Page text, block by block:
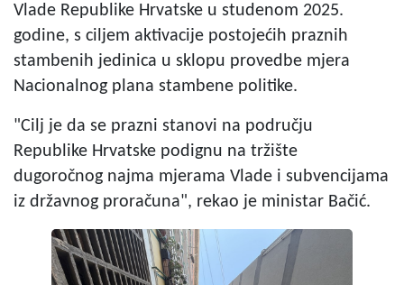
Vlade Republike Hrvatske u studenom 2025.
godine, s ciljem aktivacije postojećih praznih
stambenih jedinica u sklopu provedbe mjera
Nacionalnog plana stambene politike.
"Cilj je da se prazni stanovi na području
Republike Hrvatske podignu na tržište
dugoročnog najma mjerama Vlade i subvencijama
iz državnog proračuna", rekao je ministar Bačić.